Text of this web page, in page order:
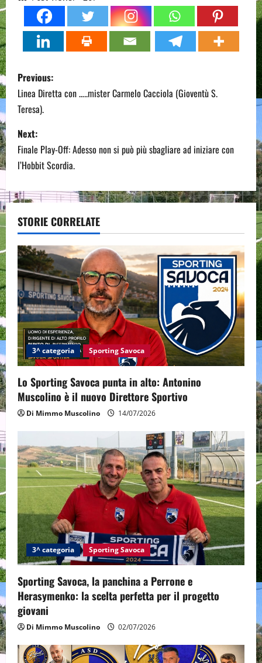
P
o
s
t
n
a
v
i
g
a
t
i
o
n
Previous:
Linea Diretta con …..mister Carmelo Cacciola (Gioventù S.
Teresa).
Next:
Finale Play-Off: Adesso non si può più sbagliare ad iniziare con
l’Hobbit Scordia.
STORIE CORRELATE
3^ categoria Sporting Savoca
Lo Sporting Savoca punta in alto: Antonino
Muscolino è il nuovo Direttore Sportivo
Di Mimmo Muscolino 14/07/2026
3^ categoria Sporting Savoca
Sporting Savoca, la panchina a Perrone e
Herasymenko: la scelta perfetta per il progetto
giovani
Di Mimmo Muscolino 02/07/2026